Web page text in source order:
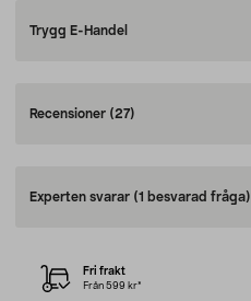
Trygg E-Handel
Recensioner (27)
Experten svarar (1 besvarad fråga)
Fri frakt
Från 599 kr*